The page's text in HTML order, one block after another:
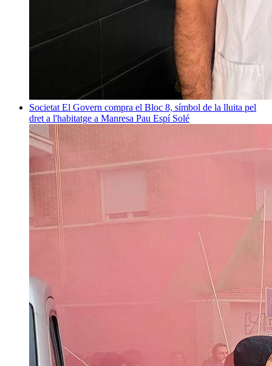
Societat El Govern compra el Bloc 8, símbol de la lluita pel
dret a l'habitatge a Manresa Pau Espí Solé